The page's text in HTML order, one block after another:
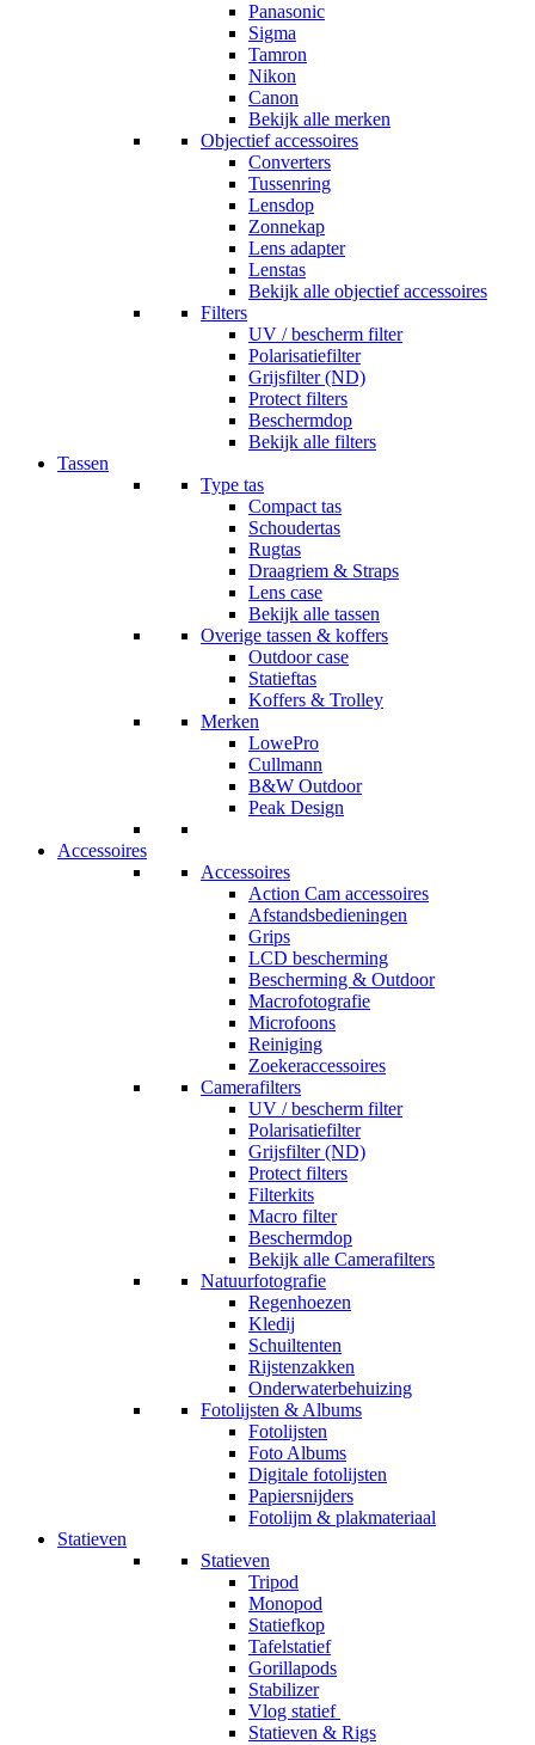
Panasonic
Sigma
Tamron
Nikon
Canon
Bekijk alle merken
Objectief accessoires
Converters
Tussenring
Lensdop
Zonnekap
Lens adapter
Lenstas
Bekijk alle objectief accessoires
Filters
UV / bescherm filter
Polarisatiefilter
Grijsfilter (ND)
Protect filters
Beschermdop
Bekijk alle filters
Tassen
Type tas
Compact tas
Schoudertas
Rugtas
Draagriem & Straps
Lens case
Bekijk alle tassen
Overige tassen & koffers
Outdoor case
Statieftas
Koffers & Trolley
Merken
LowePro
Cullmann
B&W Outdoor
Peak Design
Accessoires
Accessoires
Action Cam accessoires
Afstandsbedieningen
Grips
LCD bescherming
Bescherming & Outdoor
Macrofotografie
Microfoons
Reiniging
Zoekeraccessoires
Camerafilters
UV / bescherm filter
Polarisatiefilter
Grijsfilter (ND)
Protect filters
Filterkits
Macro filter
Beschermdop
Bekijk alle Camerafilters
Natuurfotografie
Regenhoezen
Kledij
Schuiltenten
Rijstenzakken
Onderwaterbehuizing
Fotolijsten & Albums
Fotolijsten
Foto Albums
Digitale fotolijsten
Papiersnijders
Fotolijm & plakmateriaal
Statieven
Statieven
Tripod
Monopod
Statiefkop
Tafelstatief
Gorillapods
Stabilizer
Vlog statief
Statieven & Rigs